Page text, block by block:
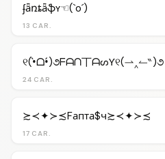
13 CAR.
ʄǟռȶǟֆʏ☜(`o´)
24 CAR.
୧(•̀ᗝ•́)૭ᖴᗩᑎ丅ᗩᔕƳ୧(⇀‸↼‶)૭
17 CAR.
≿≺✦≻≾Fапта$ч≿≺✦≻≾